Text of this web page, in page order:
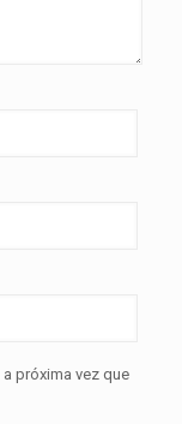
próxima vez que